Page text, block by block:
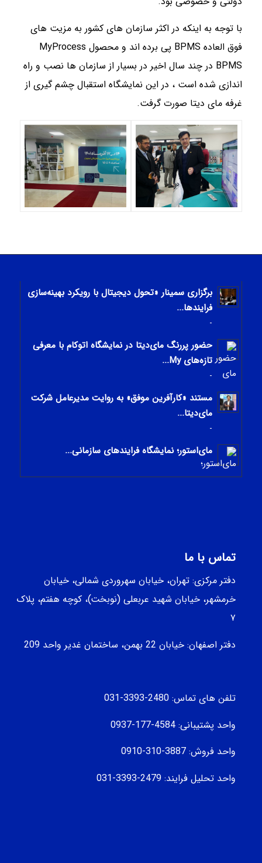
با توجه به اینکه در اکثر سازمان های کشور به مزیت های
فوق العاده BPMS پی برده اند و محصول MyProcess
BPMS در چند سال اخیر در بسیار از سازمان ها نصب و راه
اندازی شده است ، در این نمایشگاه استقبال چشم گیری از
غرفه مای دیتا صورت گرفت.
برگزاری سمینار «تحول دیجیتال با رویکرد بهینه‌سازی
فرایندها...
-
حضور پررنگ مای‌دیتا در نمایشگاه اتوکام با معرفی
تازه‌های My...
-
مستند «کارآفرین موفق» به روایت مدیرعامل شرکت
مای‌دیتا...
-
مای‌استور؛ نمایشگاه فرایندهای سازمانی...
-
تماس با ما
دفتر مرکزی: تهران، خیابان سهروردی شمالی، خيابان
خرمشهر، خيابان شهيد عربعلی (نوبخت)، کوچه هفتم، پلاک
۷
دفتر اصفهان: خیابان 22 بهمن، ساختمان غدیر واحد 209
تلفن های تماس: 2480-3393-031
واحد پشتیبانی: 4584-177-0937
واحد فروش: 3887-310-0910
واحد تحلیل فرایند: 2479-3393-031